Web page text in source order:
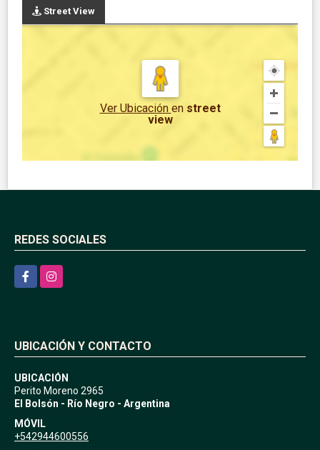
Street View
Ver Ubicación en street
view
REDES SOCIALES
FacebookInstagram
UBICACIÓN Y CONTACTO
UBICACIÓN
Perito Moreno 2965
El Bolsón - Río Negro - Argentina
MÓVIL
+542944600556